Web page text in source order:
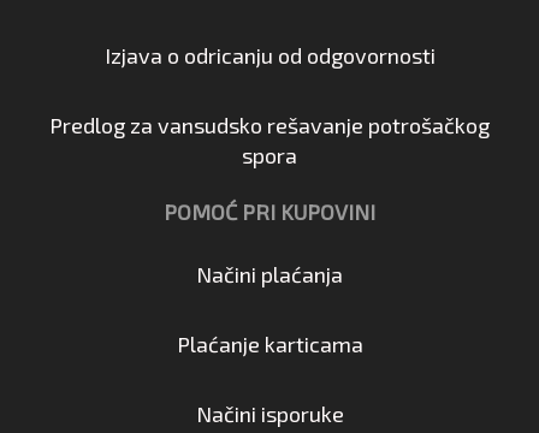
Izjava o odricanju od odgovornosti
Predlog za vansudsko rešavanje potrošačkog
spora
POMOĆ PRI KUPOVINI
Načini plaćanja
Plaćanje karticama
Načini isporuke